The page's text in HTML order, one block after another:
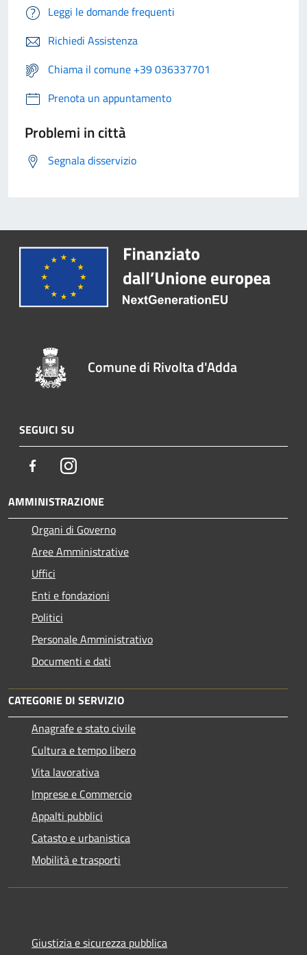
Leggi le domande frequenti
Richiedi Assistenza
Chiama il comune +39 036337701
Prenota un appuntamento
Problemi in città
Segnala disservizio
Comune di Rivolta d'Adda
SEGUICI SU
FacebookInstagram
AMMINISTRAZIONE
Organi di Governo
Aree Amministrative
Uffici
Enti e fondazioni
Politici
Personale Amministrativo
Documenti e dati
CATEGORIE DI SERVIZIO
Anagrafe e stato civile
Cultura e tempo libero
Vita lavorativa
Imprese e Commercio
Appalti pubblici
Catasto e urbanistica
Mobilità e trasporti
Giustizia e sicurezza pubblica